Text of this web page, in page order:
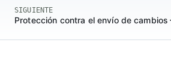
SIGUIENTE
Protección contra el envío de cambios